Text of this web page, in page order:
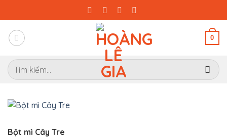
qua
nội
dung
0
Tìm
kiếm:
Bột mì Cây Tre